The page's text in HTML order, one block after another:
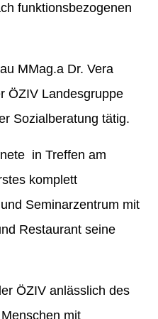
funktionsbezogenen
MMag.a Dr. Vera
ÖZIV Landesgruppe
Sozialberatung tätig.
in Treffen am
komplett
Seminarzentrum mit
Restaurant seine
ÖZIV anlässlich des
mit